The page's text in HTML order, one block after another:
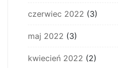
czerwiec 2022 (3)
maj 2022 (3)
kwiecień 2022 (2)